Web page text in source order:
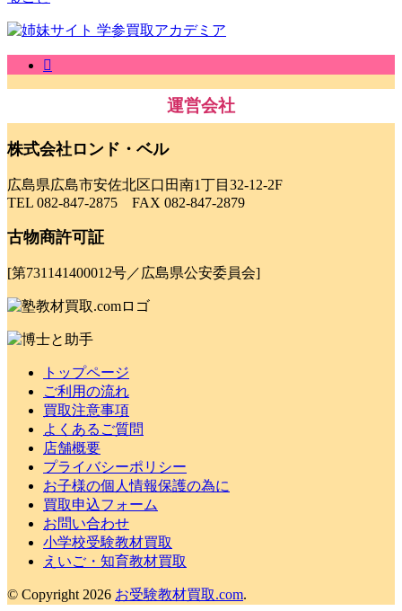
運営会社
株式会社ロンド・ベル
広島県広島市安佐北区口田南1丁目32-12-2F
TEL 082-847-2875 FAX 082-847-2879
古物商許可証
[第731141400012号／広島県公安委員会]
トップページ
ご利用の流れ
買取注意事項
よくあるご質問
店舗概要
プライバシーポリシー
お子様の個人情報保護の為に
買取申込フォーム
お問い合わせ
小学校受験教材買取
えいご・知育教材買取
© Copyright 2026 お受験教材買取.com.